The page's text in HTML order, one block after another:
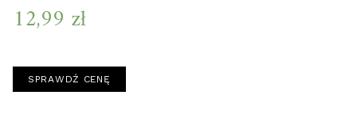
12,99 zł
SPRAWDŹ CENĘ